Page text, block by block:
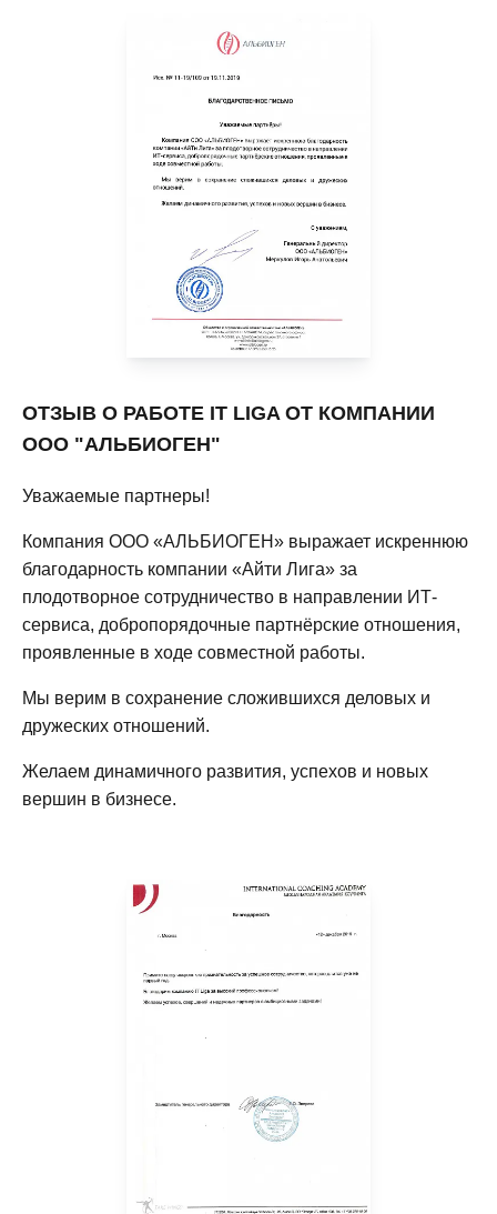
ОТЗЫВ О РАБОТЕ IT LIGA ОТ КОМПАНИИ
ООО "АЛЬБИОГЕН"
Уважаемые партнеры!
Компания ООО «АЛЬБИОГЕН» выражает искреннюю
благодарность компании «Айти Лига» за
плодотворное сотрудничество в направлении ИТ-
сервиса, добропорядочные партнёрские отношения,
проявленные в ходе совместной работы.
Мы верим в сохранение сложившихся деловых и
дружеских отношений.
Желаем динамичного развития, успехов и новых
вершин в бизнесе.